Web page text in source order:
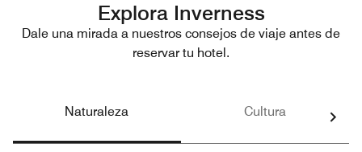
Explora Inverness
Dale una mirada a nuestros consejos de viaje antes de
reservar tu hotel.
Naturaleza Cultura